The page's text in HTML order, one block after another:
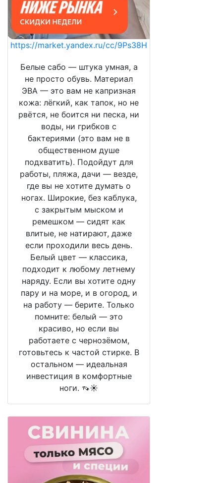
https://market.yandex.ru/cc/9Ps38H
Белые сабо — штука умная, а
не просто обувь. Материал
ЭВА — это вам не капризная
кожа: лёгкий, как тапок, но не
рвётся, не боится ни песка, ни
воды, ни грибков с
бактериями (это вам не в
общественном душе
подхватить). Подойдут для
работы, пляжа, дачи — везде,
где вы не хотите думать о
ногах. Широкие, без каблука,
с закрытым мыском и
ремешком — сидят как
влитые, не натирают, даже
если проходили весь день.
Белый цвет — классика,
подходит к любому летнему
наряду. Если вы хотите одну
пару и на море, и в огород, и
на работу — берите. Только
помните: белый — это
красиво, но если вы
работаете с чернозёмом,
готовьтесь к частой стирке. В
остальном — идеальная
инвестиция в комфортные
ноги. 👡☀️